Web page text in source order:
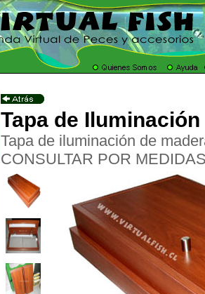
Tapa de
Tapa de iluminación de
CONSULTAR POR